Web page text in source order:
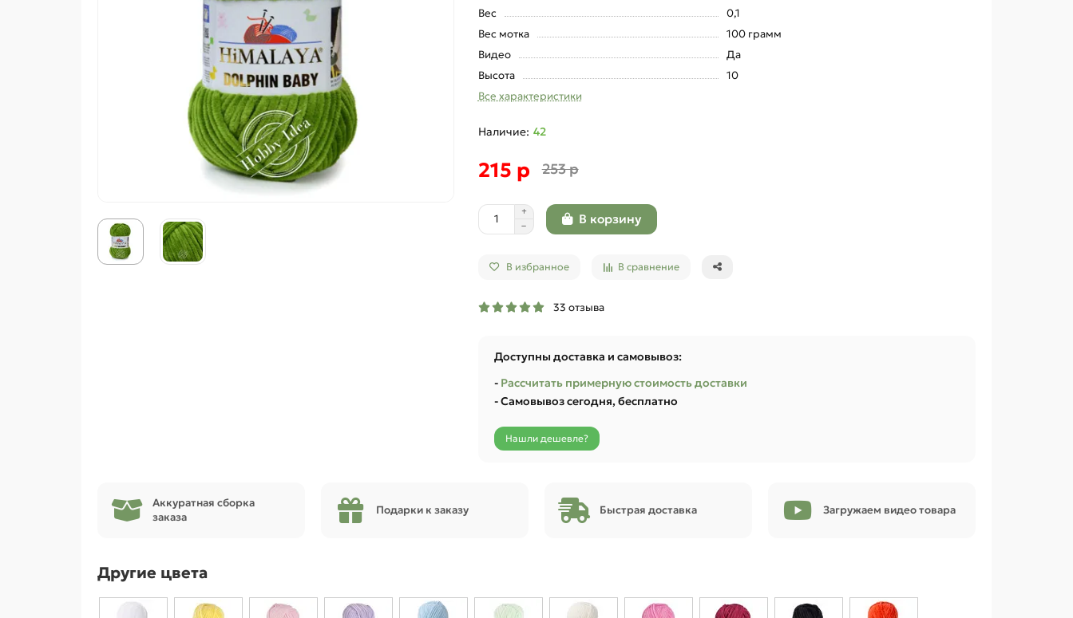
Вес
0,1
Вес мотка
100 грамм
Видео
Да
Высота
10
Все характеристики
42
215 р 253 р
В корзину
В избранное В сравнение
33 отзыва
Доступны доставка и самовывоз:
- Рассчитать примерную стоимость доставки
- Самовывоз сегодня, бесплатно
Нашли дешевле?
Аккуратная сборка
заказа
Подарки к заказу Быстрая доставка Загружаем видео товара
Другие цвета